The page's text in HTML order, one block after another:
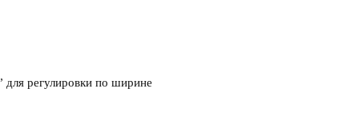
для регулировки по ширине